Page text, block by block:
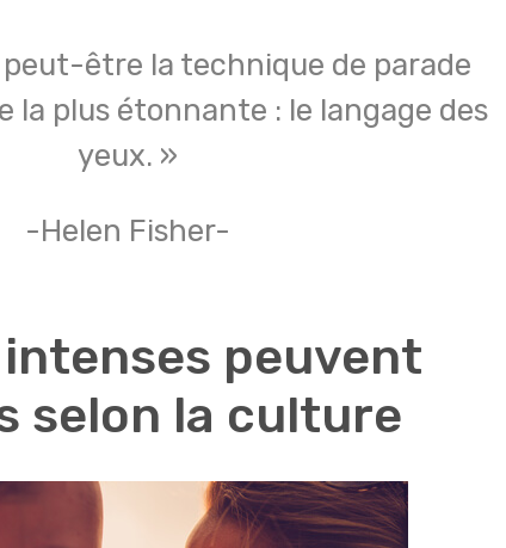
être la technique de parade
la plus étonnante : le langage des
yeux. »
-Helen Fisher-
peuvent
selon la culture